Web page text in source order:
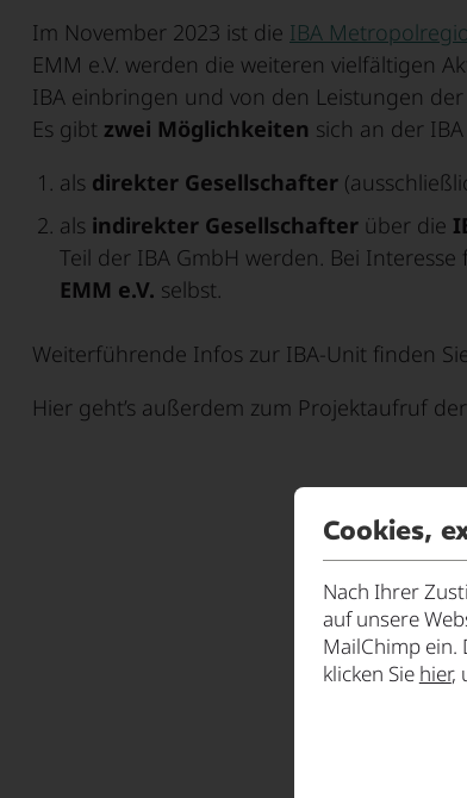
Im November 2023 ist die IBA
EMM e.V. werden die weiteren vielfältigen
IBA einbringen und von den Leistungen
Es gibt zwei Möglichkeiten sich an der
als direkter Gesellschafter
als indirekter Gesellschafterüber die
Teil der IBA GmbH werden. Bei Interesse
EMM e.V. selbst.
Weiterführende Infos zur IBA-Unit finden
Hier geht’s außerdem zum Projektaufruf
Cookies,
Nach Ihrer
auf unsere
MailChimp ein.
klicken Sie hier,